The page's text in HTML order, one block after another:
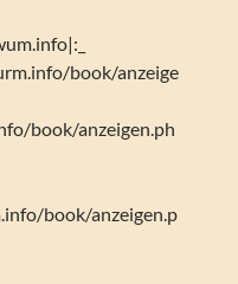
book/anzeige
book/anzeigen.ph
book/anzeigen.p